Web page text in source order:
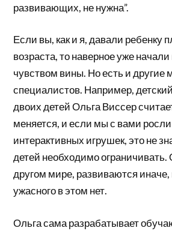
развивающих, не нужна”.
Если вы, как и я, давали ребенку
возраста, то наверное уже
чувством вины. Но есть и другие
специалистов. Например,
двоих детей Ольга Виссер
меняется, и если мы с вами
интерактивных игрушек, это не
детей необходимо ограничивать.
другом мире, развиваются иначе,
ужасного в этом нет.
Ольга сама разрабатывает